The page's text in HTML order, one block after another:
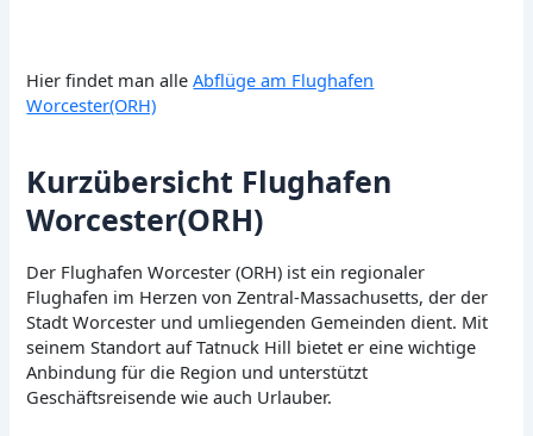
Hier findet man alleAbflüge am Flughafen
Worcester(ORH)
Kurzübersicht Flughafen
Worcester(ORH)
Der Flughafen Worcester (ORH) ist ein regionaler
Flughafen im Herzen von Zentral-Massachusetts, der der
Stadt Worcester und umliegenden Gemeinden dient. Mit
seinem Standort auf Tatnuck Hill bietet er eine wichtige
Anbindung für die Region und unterstützt
Geschäftsreisende wie auch Urlauber.